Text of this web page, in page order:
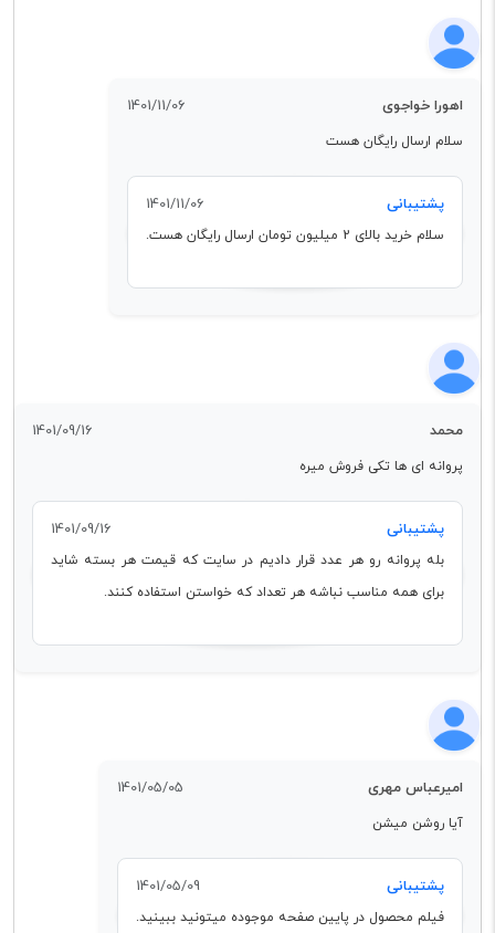
اهورا خواجوی 1401/11/06
سلام ارسال رایگان هست
پشتیبانی 1401/11/06
سلام خرید بالای 2 میلیون تومان ارسال رایگان هست.
محمد 1401/09/16
پروانه ای ها تکی فروش میره
پشتیبانی 1401/09/16
بله پروانه رو هر عدد قرار دادیم در سایت که قیمت هر بسته شاید
برای همه مناسب نباشه هر تعداد که خواستن استفاده کنند.
امیرعباس مهری 1401/05/05
آیا روشن میشن
پشتیبانی 1401/05/09
فیلم محصول در پایین صفحه موجوده میتونید ببینید.